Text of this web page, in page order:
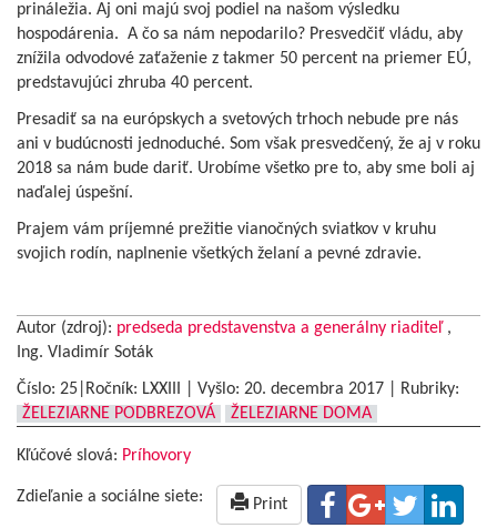
prináležia. Aj oni majú svoj podiel na našom výsledku
hospodárenia. A čo sa nám nepodarilo? Presvedčiť vládu, aby
znížila odvodové zaťaženie z takmer 50 percent na priemer EÚ,
predstavujúci zhruba 40 percent.
Presadiť sa na európskych a svetových trhoch nebude pre nás
ani v budúcnosti jednoduché. Som však presvedčený, že aj v roku
2018 sa nám bude dariť. Urobíme všetko pre to, aby sme boli aj
naďalej úspešní.
Prajem vám príjemné prežitie vianočných sviatkov v kruhu
svojich rodín, naplnenie všetkých želaní a pevné zdravie.
Autor (zdroj): predseda predstavenstva a generálny riaditeľ,
Ing. Vladimír Soták
Číslo: 25|Ročník: LXXIII | Vyšlo: 20. decembra 2017
Rubriky:
ŽELEZIARNE PODBREZOVÁ
ŽELEZIARNE DOMA
Kľúčové slová: Príhovory
Zdieľanie a sociálne siete: Print